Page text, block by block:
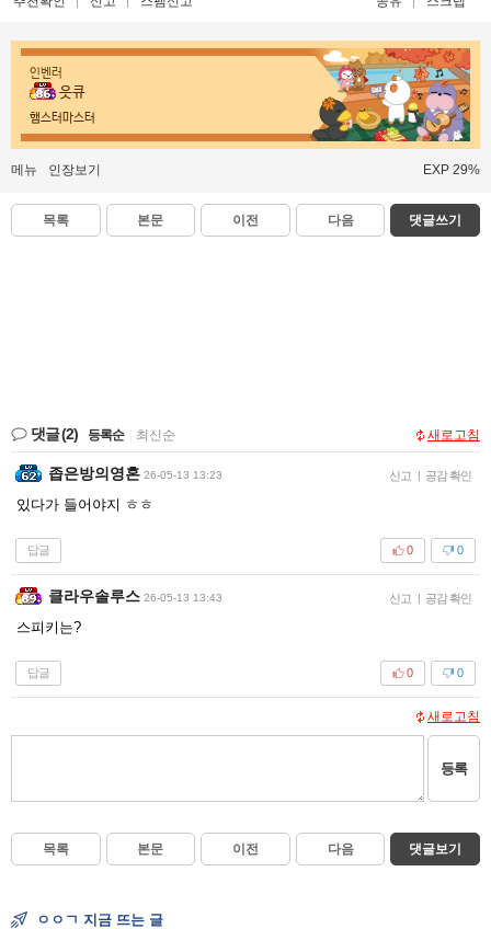
인벤러
읏큐
햄스터마스터
메뉴 인장보기 EXP 29%
목록 본문 이전 다음 댓글쓰기
댓글(2) 등록순 최신순 새로고침
좁은방의영혼 26-05-13 13:23 신고 | 공감 확인
있다가 들어야지 ㅎㅎ
답글 0
0
클라우솔루스 26-05-13 13:43 신고 | 공감 확인
스피키는?
답글 0
0
새로고침
등록
목록 본문 이전 다음 댓글보기
ㅇㅇㄱ 지금 뜨는 글